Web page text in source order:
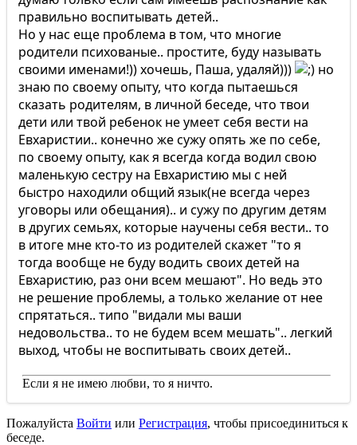
правильно воспитывать детей..
Но у нас еще проблема в том, что многие
родители психованые.. простите, буду называть
своими именами!)) хочешь, Паша, удаляй)))
но
знаю по своему опыту, что когда пытаешься
сказать родителям, в личной беседе, что твои
дети или твой ребенок не умеет себя вести на
Евхаристии.. конечно же сужу опять же по себе,
по своему опыту, как я всегда когда водил свою
маленькую сестру на Евхаристию мы с ней
быстро находили общий язык(не всегда через
уговоры или обещания).. и сужу по другим детям
в других семьях, которые научены себя вести.. то
в итоге мне кто-то из родителей скажет "то я
тогда вообще не буду водить своих детей на
Евхаристию, раз они всем мешают". Но ведь это
не решение проблемы, а только желание от нее
спрятаться.. типо "видали мы ваши
недовольства.. то не будем всем мешать".. легкий
выход, чтобы не воспитывать своих детей..
Если я не имею любви, то я ничто.
Пожалуйста Войти или Регистрация, чтобы присоединиться к
беседе.